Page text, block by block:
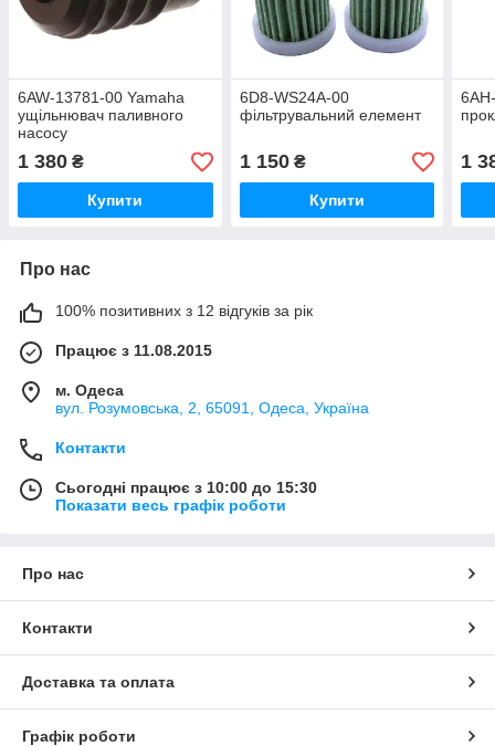
6AW-13781-00 Yamaha
ущільнювач паливного
насосу
1 380 ₴
Купити
6D8-WS24A-00
фільтрувальний елемент
1 150₴
Купити
1
Про нас
100% позитивних з 12 відгуків за рік
Працює з 11.08.2015
м. Одеса
вул. Розумовська, 2, 65091, Одеса, Україна
Контакти
Сьогодні працює з 10:00 до 15:30
Показати весь графік роботи
Про нас
Контакти
Доставка та оплата
Графік роботи